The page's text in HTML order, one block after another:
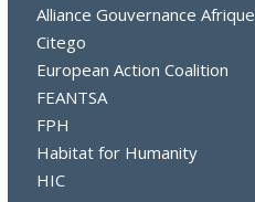
Alliance Gouvernance Afrique
Citego
European Action Coalition
FEANTSA
FPH
Habitat for Humanity
HIC